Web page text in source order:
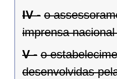
IV - o
imprensa
V - o
desenvolvidas